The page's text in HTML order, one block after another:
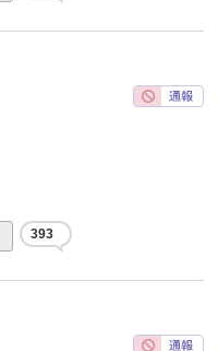
393